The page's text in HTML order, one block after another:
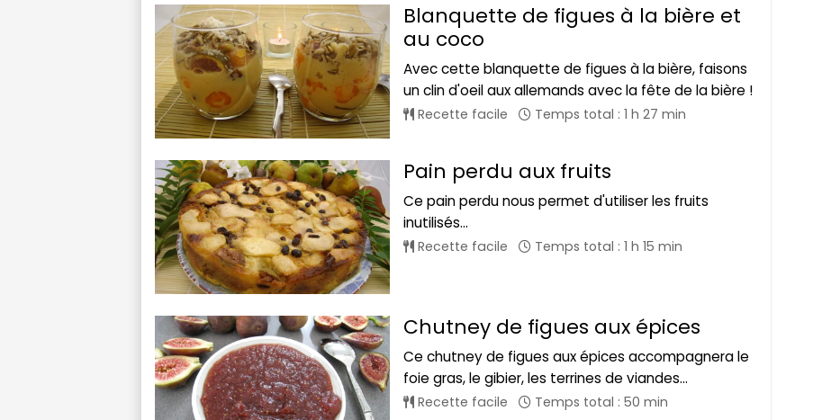
Blanquette de figues à la bière et
au coco
Avec cette blanquette de figues à la bière, faisons
un clin d'oeil aux allemands avec la fête de la bière !
Recette facile Temps total : 1 h 27 min
Pain perdu aux fruits
Ce pain perdu nous permet d'utiliser les fruits
inutilisés...
Recette facile Temps total : 1 h 15 min
Chutney de figues aux épices
Ce chutney de figues aux épices accompagnera le
foie gras, le gibier, les terrines de viandes...
Recette facile Temps total : 50 min